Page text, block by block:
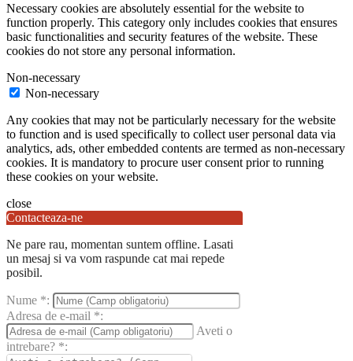
Necessary cookies are absolutely essential for the website to
function properly. This category only includes cookies that ensures
basic functionalities and security features of the website. These
cookies do not store any personal information.
Non-necessary
Non-necessary
Any cookies that may not be particularly necessary for the website
to function and is used specifically to collect user personal data via
analytics, ads, other embedded contents are termed as non-necessary
cookies. It is mandatory to procure user consent prior to running
these cookies on your website.
close
Contacteaza-ne
Ne pare rau, momentan suntem offline. Lasati
un mesaj si va vom raspunde cat mai repede
posibil.
Nume *:
Adresa de e-mail *:
Aveti o
intrebare? *: